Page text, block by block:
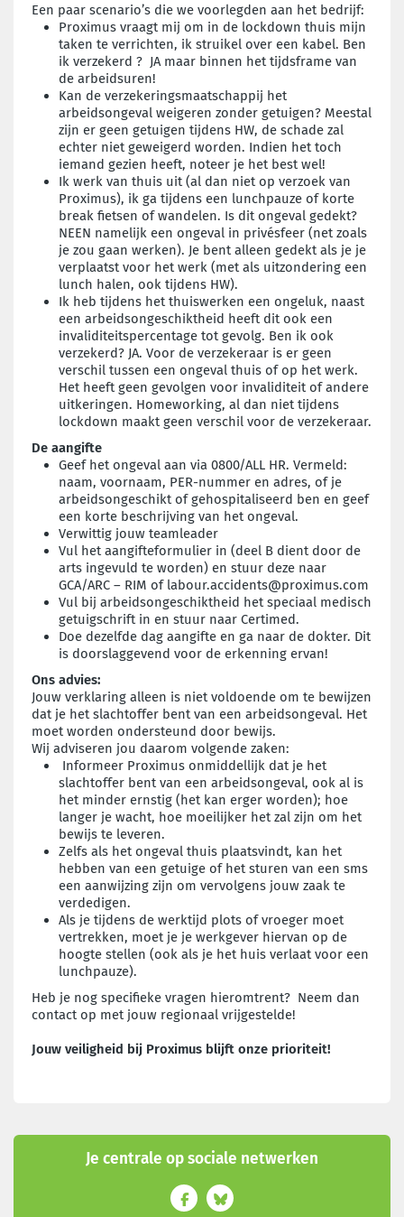
Een paar scenario’s die we voorlegden aan het bedrijf:
Proximus vraagt mij om in de lockdown thuis mijn
taken te verrichten, ik struikel over een kabel. Ben
ik verzekerd ? JA maar binnen het tijdsframe van
de arbeidsuren!
Kan de verzekeringsmaatschappij het
arbeidsongeval weigeren zonder getuigen? Meestal
zijn er geen getuigen tijdens HW, de schade zal
echter niet geweigerd worden. Indien het toch
iemand gezien heeft, noteer je het best wel!
Ik werk van thuis uit (al dan niet op verzoek van
Proximus), ik ga tijdens een lunchpauze of korte
break fietsen of wandelen. Is dit ongeval gedekt?
NEEN namelijk een ongeval in privésfeer (net zoals
je zou gaan werken). Je bent alleen gedekt als je je
verplaatst voor het werk (met als uitzondering een
lunch halen, ook tijdens HW).
Ik heb tijdens het thuiswerken een ongeluk, naast
een arbeidsongeschiktheid heeft dit ook een
invaliditeitspercentage tot gevolg. Ben ik ook
verzekerd? JA. Voor de verzekeraar is er geen
verschil tussen een ongeval thuis of op het werk.
Het heeft geen gevolgen voor invaliditeit of andere
uitkeringen. Homeworking, al dan niet tijdens
lockdown maakt geen verschil voor de verzekeraar.
De aangifte
Geef het ongeval aan via 0800/ALL HR. Vermeld:
naam, voornaam, PER-nummer en adres, of je
arbeidsongeschikt of gehospitaliseerd ben en geef
een korte beschrijving van het ongeval.
Verwittig jouw teamleader
Vul het aangifteformulier in (deel B dient door de
arts ingevuld te worden) en stuur deze naar
GCA/ARC – RIM of labour.accidents@proximus.com
Vul bij arbeidsongeschiktheid het speciaal medisch
getuigschrift in en stuur naar Certimed.
Doe dezelfde dag aangifte en ga naar de dokter. Dit
is doorslaggevend voor de erkenning ervan!
Ons advies:
Jouw verklaring alleen is niet voldoende om te bewijzen
dat je het slachtoffer bent van een arbeidsongeval. Het
moet worden ondersteund door bewijs.
Wij adviseren jou daarom volgende zaken:
Informeer Proximus onmiddellijk dat je het
slachtoffer bent van een arbeidsongeval, ook al is
het minder ernstig (het kan erger worden); hoe
langer je wacht, hoe moeilijker het zal zijn om het
bewijs te leveren.
Zelfs als het ongeval thuis plaatsvindt, kan het
hebben van een getuige of het sturen van een sms
een aanwijzing zijn om vervolgens jouw zaak te
verdedigen.
Als je tijdens de werktijd plots of vroeger moet
vertrekken, moet je je werkgever hiervan op de
hoogte stellen (ook als je het huis verlaat voor een
lunchpauze).
Heb je nog specifieke vragen hieromtrent? Neem dan
contact op met jouw regionaal vrijgestelde!
Jouw veiligheid bij Proximus blijft onze prioriteit!
Je centrale op sociale netwerken